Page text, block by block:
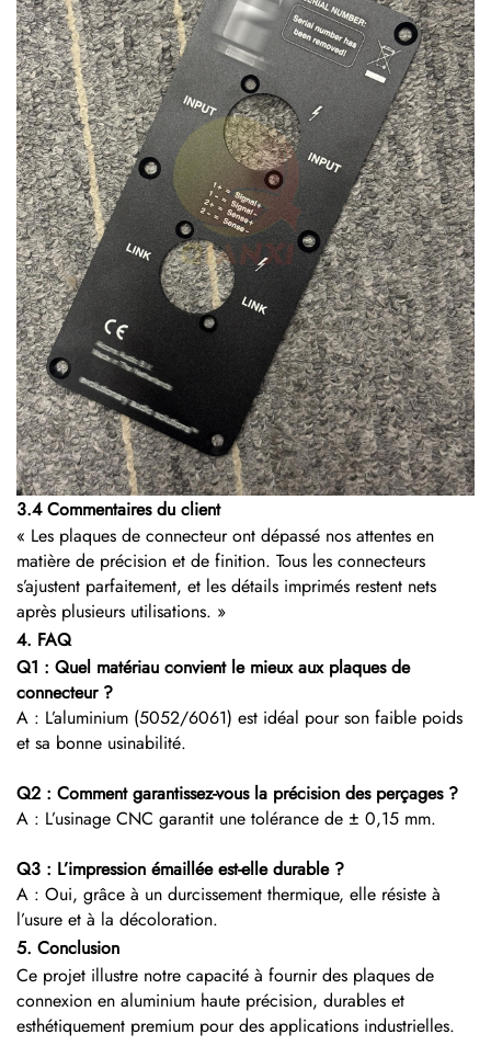
3.4 Commentaires du client
« Les plaques de connecteur ont dépassé nos attentes en
matière de précision et de finition. Tous les connecteurs
s’ajustent parfaitement, et les détails imprimés restent nets
après plusieurs utilisations. »
4. FAQ
Q1 : Quel matériau convient le mieux aux plaques de
connecteur ?
A : L’aluminium (5052/6061) est idéal pour son faible poids
et sa bonne usinabilité.
Q2 : Comment garantissez-vous la précision des perçages ?
A : L’usinage CNC garantit une tolérance de ± 0,15 mm.
Q3 : L’impression émaillée est-elle durable ?
A : Oui, grâce à un durcissement thermique, elle résiste à
l’usure et à la décoloration.
5. Conclusion
Ce projet illustre notre capacité à fournir des plaques de
connexion en aluminium haute précision, durables et
esthétiquement premium pour des applications industrielles.